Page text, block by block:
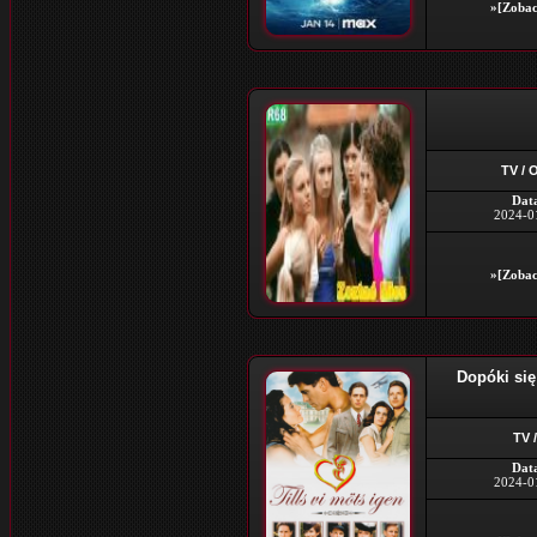
TV /
2024-
Dopóki
TV
2024-